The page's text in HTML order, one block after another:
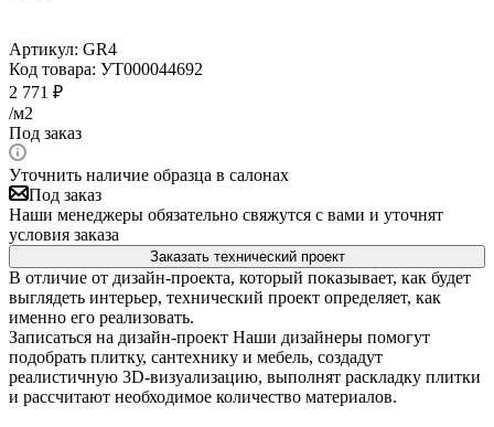
Артикул: GR4
Код товара: УТ000044692
2 771 ₽
/м2
Под заказ
Уточнить наличие образца в салонах
Под заказ
Наши менеджеры обязательно свяжутся с вами и уточнят
условия заказа
Заказать технический проект
В отличие от дизайн-проекта, который показывает, как будет
выглядеть интерьер, технический проект определяет, как
именно его реализовать.
Записаться на дизайн-проект Наши дизайнеры помогут
подобрать плитку, сантехнику и мебель, создадут
реалистичную 3D-визуализацию, выполнят раскладку плитки
и рассчитают необходимое количество материалов.